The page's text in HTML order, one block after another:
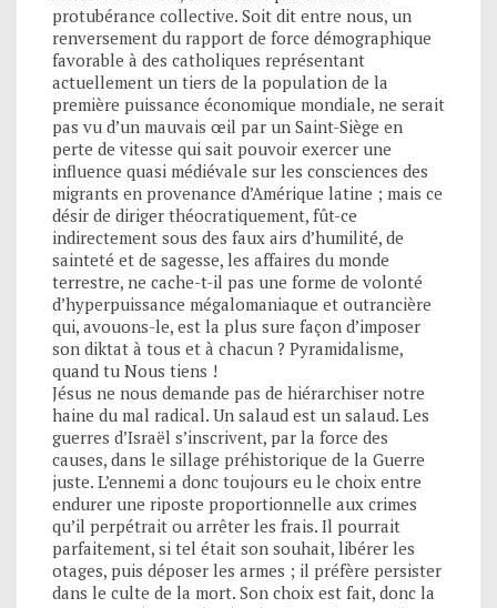
protubérance collective. Soit dit entre nous, un
renversement du rapport de force démographique
favorable à des catholiques représentant
actuellement un tiers de la population de la
première puissance économique mondiale, ne serait
pas vu d’un mauvais œil par un Saint-Siège en
perte de vitesse qui sait pouvoir exercer une
influence quasi médiévale sur les consciences des
migrants en provenance d’Amérique latine ; mais ce
désir de diriger théocratiquement, fût-ce
indirectement sous des faux airs d’humilité, de
sainteté et de sagesse, les affaires du monde
terrestre, ne cache-t-il pas une forme de volonté
d’hyperpuissance mégalomaniaque et outrancière
qui, avouons-le, est la plus sure façon d’imposer
son diktat à tous et à chacun ? Pyramidalisme,
quand tu Nous tiens !
Jésus ne nous demande pas de hiérarchiser notre
haine du mal radical. Un salaud est un salaud. Les
guerres d’Israël s’inscrivent, par la force des
causes, dans le sillage préhistorique de la Guerre
juste. L’ennemi a donc toujours eu le choix entre
endurer une riposte proportionnelle aux crimes
qu’il perpétrait ou arrêter les frais. Il pourrait
parfaitement, si tel était son souhait, libérer les
otages, puis déposer les armes ; il préfère persister
dans le culte de la mort. Son choix est fait, donc la